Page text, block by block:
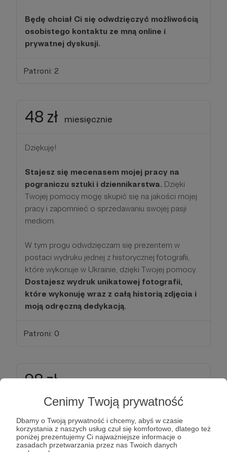
Cenimy Twoją prywatność
Dbamy o Twoją prywatność i chcemy, abyś w czasie
korzystania z naszych usług czuł się komfortowo, dlatego też
poniżej prezentujemy Ci najważniejsze informacje o
zasadach przetwarzania przez nas Twoich danych
Będę chciał Ci się odwdzięczyć możliwością
osobistego kontaktu ze mną online i
prywatnej dyskusji.
Patroni: 2
48 zł miesięcznie
Dziękuję!
Stajesz się mecenasem mojej pracy na
pograniczu sztuki i dziennikarstwa. Dzięki
Twojej pomocy mogę skupić się na jakości mojej
pracy i zapomnieć o sprzedawaniu swojej pasji
mediom.
W tym progu odwdzięczam się prezentem w
postaci wydruku jednej z historycznej fotografii,
które wykonuje w Ukrainie, dzięki Twojej pomocy.
Dostajesz wydruk unikatowej fotografii,
które wykonuję wraz z całą historią zdjęcia i
moją odręczną dedykacją.
Patroni: 0
98 zł
Bardzo dziękuje Ci za wsparcie!
W tym progu dostaniesz ode mnie dodatkowo co
kilka tygodni specjalny raport, który nagram